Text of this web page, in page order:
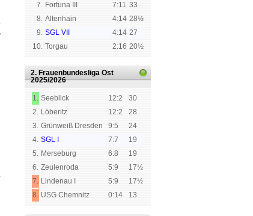
7. Fortuna III 7:11 33
8. Altenhain 4:14 28½
9. SGL VII 4:14 27
10. Torgau 2:16 20½
2. Frauenbundesliga Ost
2025/2026
1. Seeblick 12:2
30
2. Löberitz 12:2
28
3. Grünweiß Dresden 9:5
24
4. SGL I 7:7
19
5. Merseburg 6:8
19
6. Zeulenroda 5:9
17½
7. Lindenau I 5:9
17½
8. USG Chemnitz 0:14 13